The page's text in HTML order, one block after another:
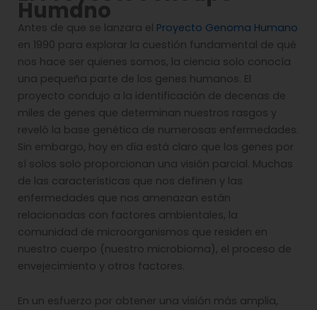
Humano
Antes de que se lanzara el Proyecto Genoma Humano
en 1990 para explorar la cuestión fundamental de qué
nos hace ser quienes somos, la ciencia solo conocía
una pequeña parte de los genes humanos. El
proyecto condujo a la identificación de decenas de
miles de genes que determinan nuestros rasgos y
reveló la base genética de numerosas enfermedades.
Sin embargo, hoy en día está claro que los genes por
sí solos solo proporcionan una visión parcial. Muchas
de las características que nos definen y las
enfermedades que nos amenazan están
relacionadas con factores ambientales, la
comunidad de microorganismos que residen en
nuestro cuerpo (nuestro microbioma), el proceso de
envejecimiento y otros factores.
En un esfuerzo por obtener una visión más amplia,